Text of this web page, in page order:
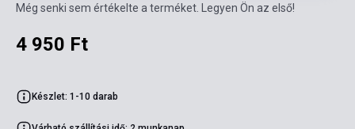
Még senki sem értékelte a terméket. Legyen Ön az első!
4 950 Ft
Készlet: 1-10 darab